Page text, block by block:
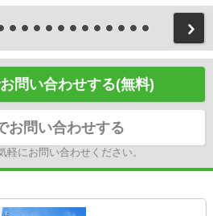
問い合わせする(無料)
お問い合わせする
軽にお問い合わせください。